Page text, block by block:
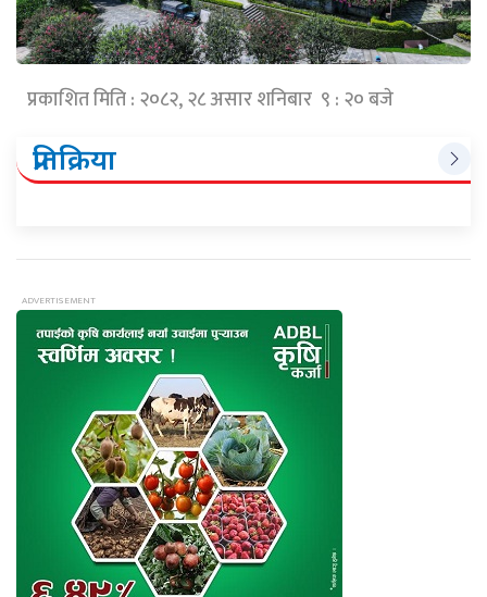
प्रकाशित मिति : २०८२, २८ असार शनिबार ९ : २० बजे
प्रतिक्रिया